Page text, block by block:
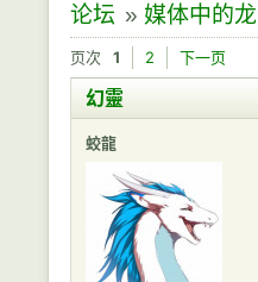
论坛 » 媒体中的龙
页次 1 2 下一页
幻靈
蛟龍